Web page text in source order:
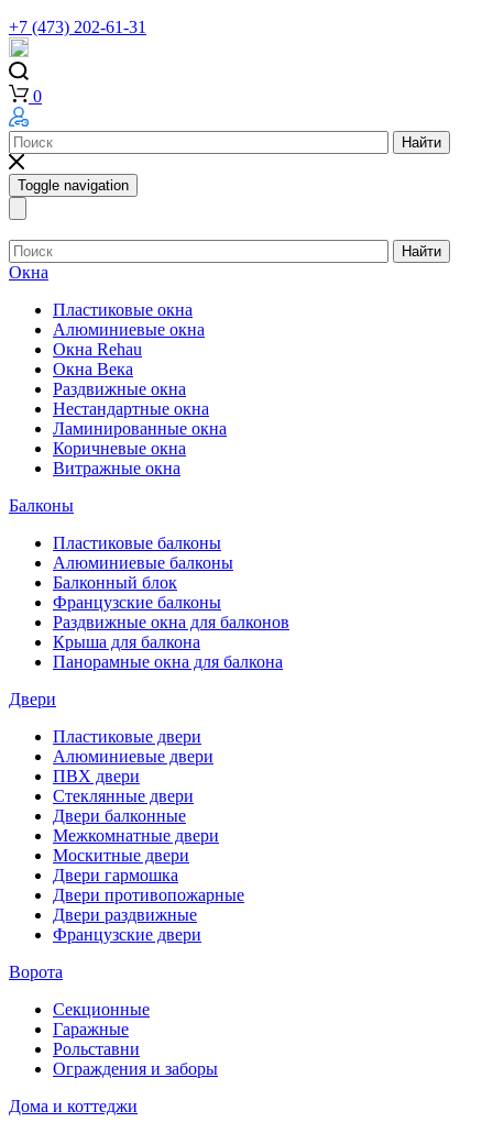
+7 (473) 202-61-31
0
Найти
Toggle navigation
Найти
Окна
Пластиковые окна
Алюминиевые окна
Окна Rehau
Окна Века
Раздвижные окна
Нестандартные окна
Ламинированные окна
Коричневые окна
Витражные окна
Балконы
Пластиковые балконы
Алюминиевые балконы
Балконный блок
Французские балконы
Раздвижные окна для балконов
Крыша для балкона
Панорамные окна для балкона
Двери
Пластиковые двери
Алюминиевые двери
ПВХ двери
Стеклянные двери
Двери балконные
Межкомнатные двери
Москитные двери
Двери гармошка
Двери противопожарные
Двери раздвижные
Французские двери
Ворота
Секционные
Гаражные
Рольставни
Ограждения и заборы
Дома и коттеджи